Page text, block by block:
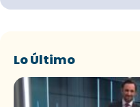
Lo Último